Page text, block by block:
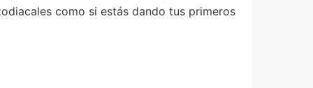
como si estás dando tus primeros